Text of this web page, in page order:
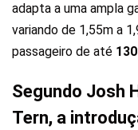
adapta a uma ampla
variando de 1,55m a
passageiro de até
Segundo Josh
Tern, a